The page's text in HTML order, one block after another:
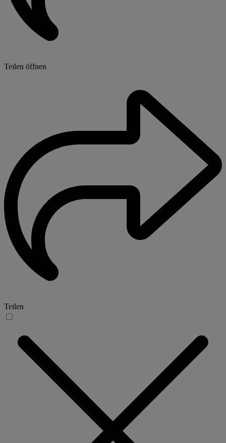
Teilen öffnen
Teilen